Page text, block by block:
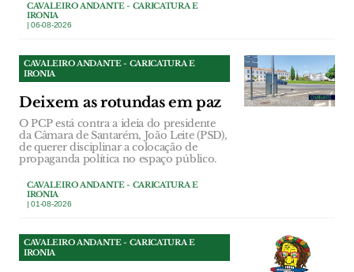
CAVALEIRO ANDANTE - CARICATURA E
IRONIA
| 06-08-2026
CAVALEIRO ANDANTE - CARICATURA E
IRONIA
Deixem as rotundas em paz
O PCP está contra a ideia do presidente
da Câmara de Santarém, João Leite (PSD),
de querer disciplinar a colocação de
propaganda política no espaço público.
CAVALEIRO ANDANTE - CARICATURA E
IRONIA
| 01-08-2026
CAVALEIRO ANDANTE - CARICATURA E
IRONIA